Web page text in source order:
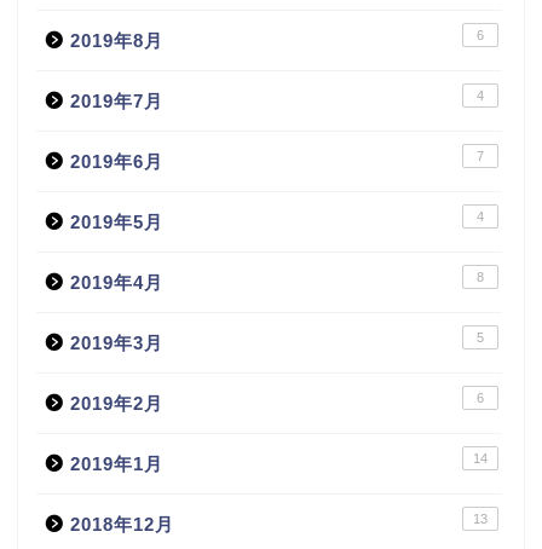
2019年8月 6
2019年7月 4
2019年6月 7
2019年5月 4
2019年4月 8
2019年3月 5
2019年2月 6
2019年1月 14
2018年12月 13